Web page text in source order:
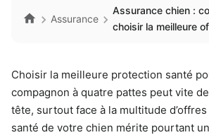
Assurance
Assurance chien :
choisir la meilleure
Choisir la meilleure protection santé
compagnon à quatre pattes peut vite
tête, surtout face à la multitude
santé de votre chien mérite pourtant